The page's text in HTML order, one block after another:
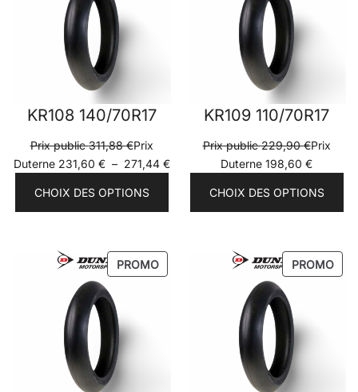
KR108 140/70R17
Prix public311,88€Prix
Duterne 231,60 € – 271,44 €Plage
CHOIX DES OPTIONS
KR109 110/70R17
Prix public229,90€Prix
Duterne 198,60 €
CHOIX DES OPTIONS
PROMOPRODUIT
PROMO